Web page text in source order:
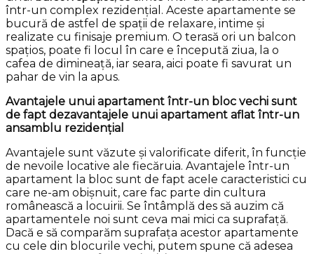
într-un complex rezidențial. Aceste apartamente se
bucură de astfel de spații de relaxare, intime și
realizate cu finisaje premium. O terasă ori un balcon
spațios, poate fi locul în care e începută ziua, la o
cafea de dimineață, iar seara, aici poate fi savurat un
pahar de vin la apus.
Avantajele unui apartament într-un bloc vechi sunt
de fapt dezavantajele unui apartament aflat într-un
ansamblu rezidențial
Avantajele sunt văzute și valorificate diferit, în funcție
de nevoile locative ale fiecăruia. Avantajele într-un
apartament la bloc sunt de fapt acele caracteristici cu
care ne-am obișnuit, care fac parte din cultura
românească a locuirii. Se întâmplă des să auzim că
apartamentele noi sunt ceva mai mici ca suprafață.
Dacă e să comparăm suprafața acestor apartamente
cu cele din blocurile vechi, putem spune că adesea